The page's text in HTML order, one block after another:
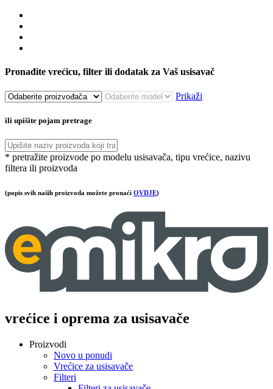
Pronađite vrećicu, filter ili dodatak za Vaš usisavač
Prikaži
ili upišite pojam pretrage
* pretražite proizvode po modelu usisavača, tipu vrećice, nazivu
filtera ili proizvoda
(popis svih naših proizvoda možete pronaći OVDJE)
vrećice i oprema za usisavače
Proizvodi
Novo u ponudi
Vrećice za usisavače
Filteri